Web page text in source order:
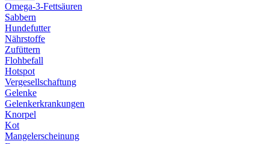
Omega-3-Fettsäuren
Sabbern
Hundefutter
Nährstoffe
Zufüttern
Flohbefall
Hotspot
Vergesellschaftung
Gelenke
Gelenkerkrankungen
Knorpel
Kot
Mangelerscheinung